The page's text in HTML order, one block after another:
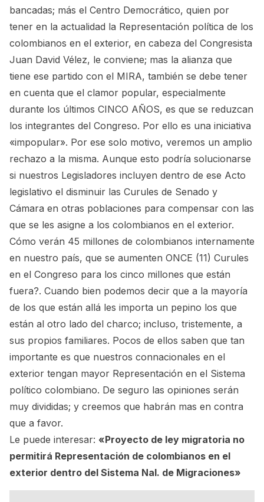
bancadas; más el Centro Democrático, quien por
tener en la actualidad la Representación política de los
colombianos en el exterior, en cabeza del Congresista
Juan David Vélez, le conviene; mas la alianza que
tiene ese partido con el MIRA, también se debe tener
en cuenta que el clamor popular, especialmente
durante los últimos CINCO AÑOS, es que se reduzcan
los integrantes del Congreso. Por ello es una iniciativa
«impopular». Por ese solo motivo, veremos un amplio
rechazo a la misma. Aunque esto podría solucionarse
si nuestros Legisladores incluyen dentro de ese Acto
legislativo el disminuir las Curules de Senado y
Cámara en otras poblaciones para compensar con las
que se les asigne a los colombianos en el exterior.
Cómo verán 45 millones de colombianos internamente
en nuestro país, que se aumenten ONCE (11) Curules
en el Congreso para los cinco millones que están
fuera?. Cuando bien podemos decir que a la mayoría
de los que están allá les importa un pepino los que
están al otro lado del charco; incluso, tristemente, a
sus propios familiares. Pocos de ellos saben que tan
importante es que nuestros connacionales en el
exterior tengan mayor Representación en el Sistema
político colombiano. De seguro las opiniones serán
muy divididas; y creemos que habrán mas en contra
que a favor.
Le puede interesar: «Proyecto de ley migratoria no
permitirá Representación de colombianos en el
exterior dentro del Sistema Nal. de Migraciones»